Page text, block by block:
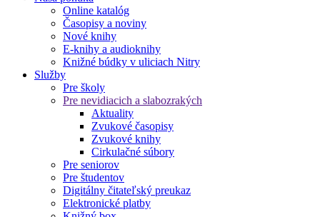
Online katalóg
Časopisy a noviny
Nové knihy
E-knihy a audioknihy
Knižné búdky v uliciach Nitry
Služby
Pre školy
Pre nevidiacich a slabozrakých
Aktuality
Zvukové časopisy
Zvukové knihy
Cirkulačné súbory
Pre seniorov
Pre študentov
Digitálny čitateľský preukaz
Elektronické platby